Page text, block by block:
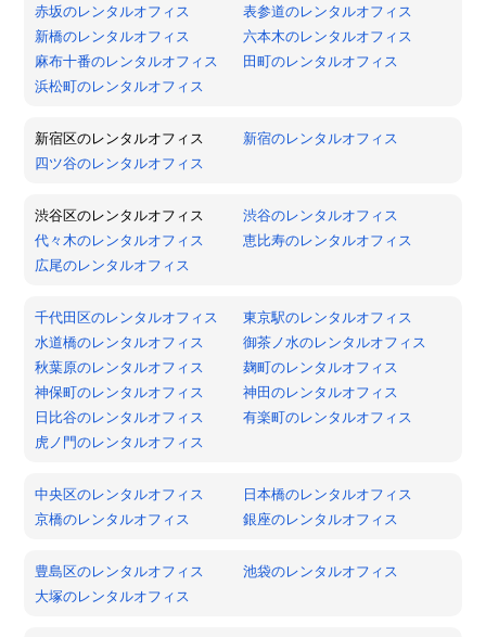
赤坂のレンタルオフィス
表参道のレンタルオフィス
新橋のレンタルオフィス
六本木のレンタルオフィス
麻布十番のレンタルオフィス
田町のレンタルオフィス
浜松町のレンタルオフィス
新宿区のレンタルオフィス
新宿のレンタルオフィス
四ツ谷のレンタルオフィス
渋谷区のレンタルオフィス
渋谷のレンタルオフィス
代々木のレンタルオフィス
恵比寿のレンタルオフィス
広尾のレンタルオフィス
千代田区のレンタルオフィス
東京駅のレンタルオフィス
水道橋のレンタルオフィス
御茶ノ水のレンタルオフィス
秋葉原のレンタルオフィス
麹町のレンタルオフィス
神保町のレンタルオフィス
神田のレンタルオフィス
日比谷のレンタルオフィス
有楽町のレンタルオフィス
虎ノ門のレンタルオフィス
中央区のレンタルオフィス
日本橋のレンタルオフィス
京橋のレンタルオフィス
銀座のレンタルオフィス
豊島区のレンタルオフィス
池袋のレンタルオフィス
大塚のレンタルオフィス